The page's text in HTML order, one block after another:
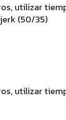
utilizar
(50/35)
utilizar